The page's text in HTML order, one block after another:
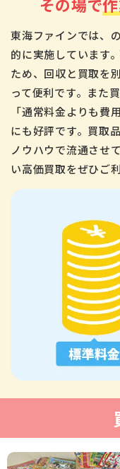
東海ファインでは、
的に実施しています
ため、回収と買取を
って便利です。また
「通常料金よりも費
にも好評です。買取
ノウハウで流通させ
い高価買取をぜひご